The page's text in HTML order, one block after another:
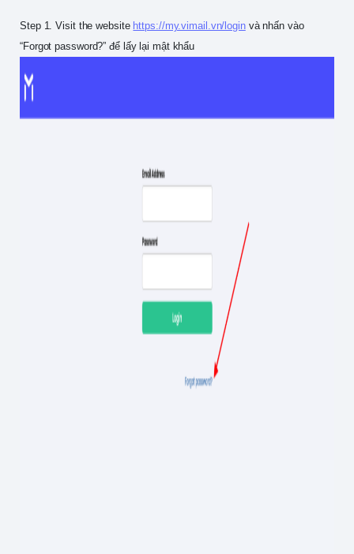
Step 1. Visit the website https://my.vimail.vn/loginvà nhấn vào
“Forgot password?” để lấy lại mật khẩu